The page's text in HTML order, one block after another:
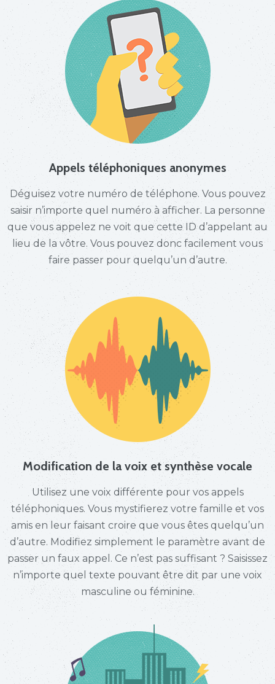
Appels téléphoniques anonymes
Déguisez votre numéro de téléphone. Vous pouvez
saisir n’importe quel numéro à afficher. La personne
que vous appelez ne voit que cette ID d’appelant au
lieu de la vôtre. Vous pouvez donc facilement vous
faire passer pour quelqu’un d’autre.
Modification de la voix et synthèse vocale
Utilisez une voix différente pour vos appels
téléphoniques. Vous mystifierez votre famille et vos
amis en leur faisant croire que vous êtes quelqu’un
d’autre. Modifiez simplement le paramètre avant de
passer un faux appel. Ce n’est pas suffisant ? Saisissez
n’importe quel texte pouvant être dit par une voix
masculine ou féminine.